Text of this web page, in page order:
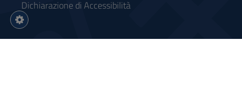
Dichiarazione di Accessibilità
Impostazioni
cookie